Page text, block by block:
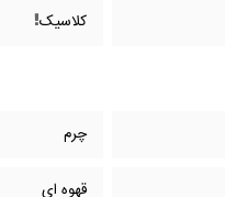
کلاسیک
چرم
قهوه ای